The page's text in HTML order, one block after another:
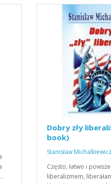
Dobry zły
book)
Stanisław Michalkiewicz
Często, łatwo i
liberalizmem,